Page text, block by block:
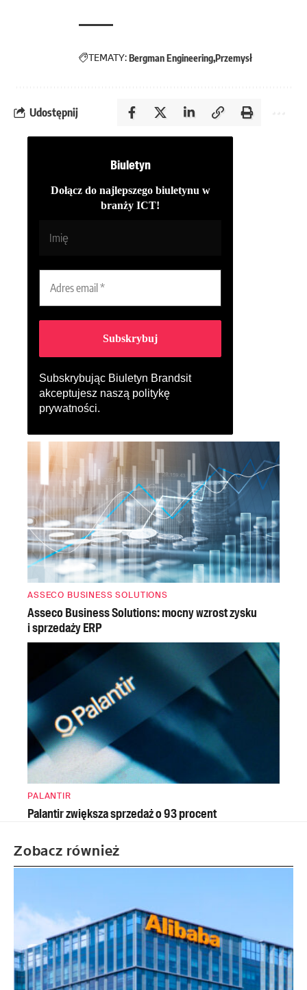
TEMATY:Bergman EngineeringPrzemysł
Udostępnij
Biuletyn
Dołącz do najlepszego biuletynu w
branży ICT!
Subskrybując Biuletyn Brandsit
akceptujesz naszą politykę
prywatności.
ASSECO BUSINESS SOLUTIONS
Asseco Business Solutions: mocny wzrost zysku
i sprzedaży ERP
PALANTIR
Palantir zwiększa sprzedaż o 93 procent
Zobacz również